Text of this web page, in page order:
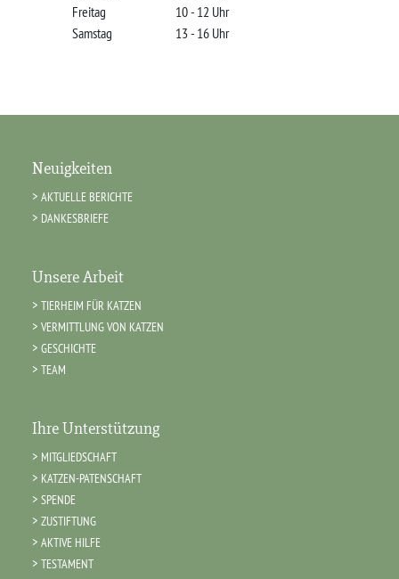
Freitag
10 - 12 Uhr
Samstag
13 - 16 Uhr
Neuigkeiten
AKTUELLE BERICHTE
DANKESBRIEFE
Unsere Arbeit
TIERHEIM FÜR KATZEN
VERMITTLUNG VON KATZEN
GESCHICHTE
TEAM
Ihre Unterstützung
MITGLIEDSCHAFT
KATZEN-PATENSCHAFT
SPENDE
ZUSTIFTUNG
AKTIVE HILFE
TESTAMENT